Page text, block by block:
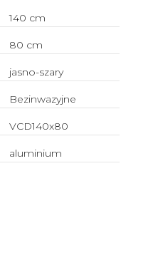
140 cm
80 cm
jasno-szary
Bezinwazyjne
VCD140x80
aluminium